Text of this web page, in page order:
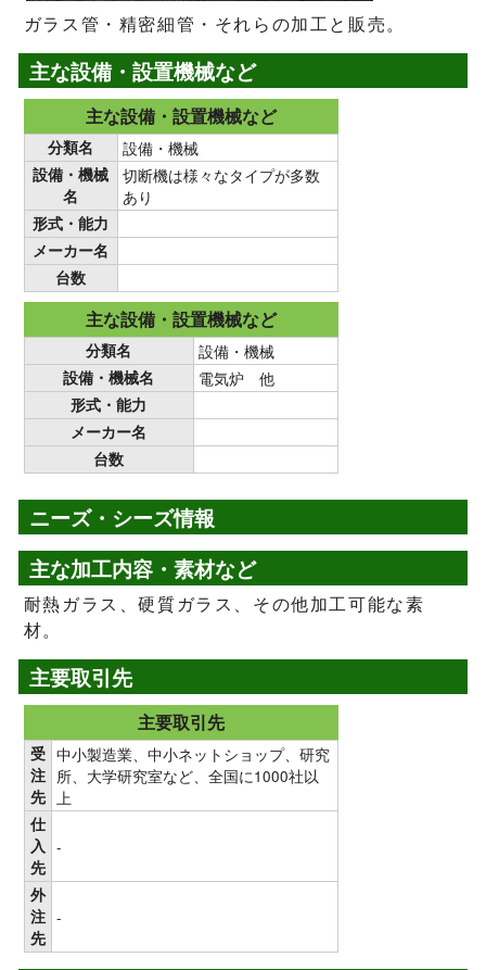
ガラス管・精密細管・それらの加工と販売。
主な設備・設置機械など
主な設備・設置機械など
分類名 設備・機械
設備・機械
名
切断機は様々なタイプが多数
あり
形式・能力
メーカー名
台数
主な設備・設置機械など
分類名 設備・機械
設備・機械名 電気炉 他
形式・能力
メーカー名
台数
ニーズ・シーズ情報
主な加工内容・素材など
耐熱ガラス、硬質ガラス、その他加工可能な素
材。
主要取引先
主要取引先
受
注
先
中小製造業、中小ネットショップ、研究
所、大学研究室など、全国に1000社以
上
仕
入
先
-
外
注
先
-